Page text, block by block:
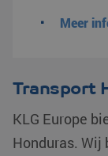
Meer
Transport
KLG Europe
Honduras. Wij